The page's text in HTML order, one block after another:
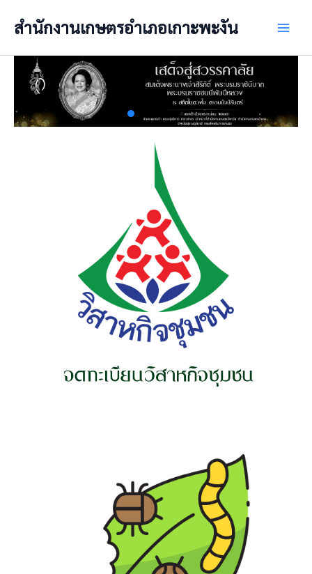
สำนักงานเกษตรอำเภอเกาะพะงัน